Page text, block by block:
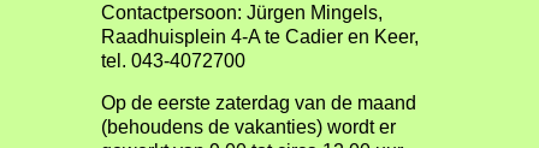
Contactpersoon: Jürgen Mingels,
Raadhuisplein 4-A te Cadier en Keer,
tel. 043-4072700
Op de eerste zaterdag van de maand
(behoudens de vakanties) wordt er